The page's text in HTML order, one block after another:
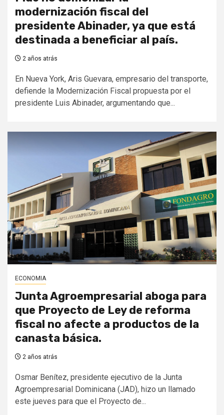
modernización fiscal del
presidente Abinader, ya que está
destinada a beneficiar al país.
2 años atrás
En Nueva York, Aris Guevara, empresario del transporte,
defiende la Modernización Fiscal propuesta por el
presidente Luis Abinader, argumentando que...
ECONOMIA
Junta Agroempresarial aboga para
que Proyecto de Ley de reforma
fiscal no afecte a productos de la
canasta básica.
2 años atrás
Osmar Benítez, presidente ejecutivo de la Junta
Agroempresarial Dominicana (JAD), hizo un llamado
este jueves para que el Proyecto de...